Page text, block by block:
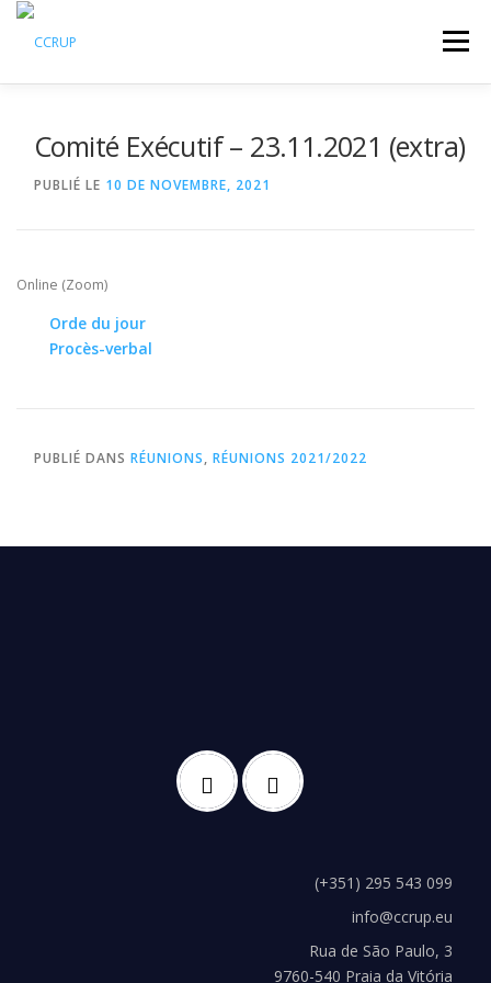
Aller
contenu
Menu
Comité Exécutif – 23.11.2021 (extra)
PUBLIÉ LE 10 DE NOVEMBRE, 2021
Online (Zoom)
Orde du jour
Procès-verbal
PUBLIÉ DANS RÉUNIONS, RÉUNIONS 2021/2022
(+351) 295 543 099
info@ccrup.eu
Rua de São Paulo, 3
9760-540 Praia da Vitória